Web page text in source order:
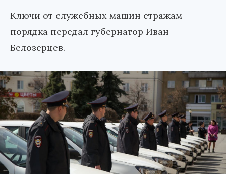
Ключи от служебных машин стражам
порядка передал губернатор Иван
Белозерцев.